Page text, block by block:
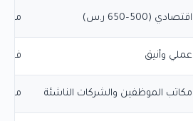
اقتصادي (500–650 ر.س) مرتفع
عملي وأنيق
مكاتب الموظفين والشركات الناشئة